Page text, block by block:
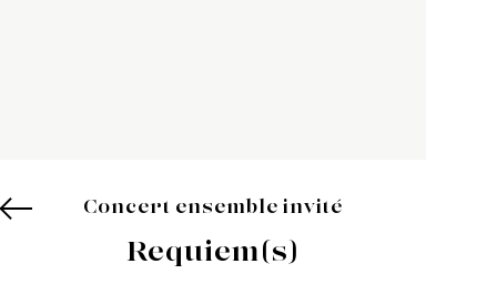
Concert ensemble invité
Requiem(s)